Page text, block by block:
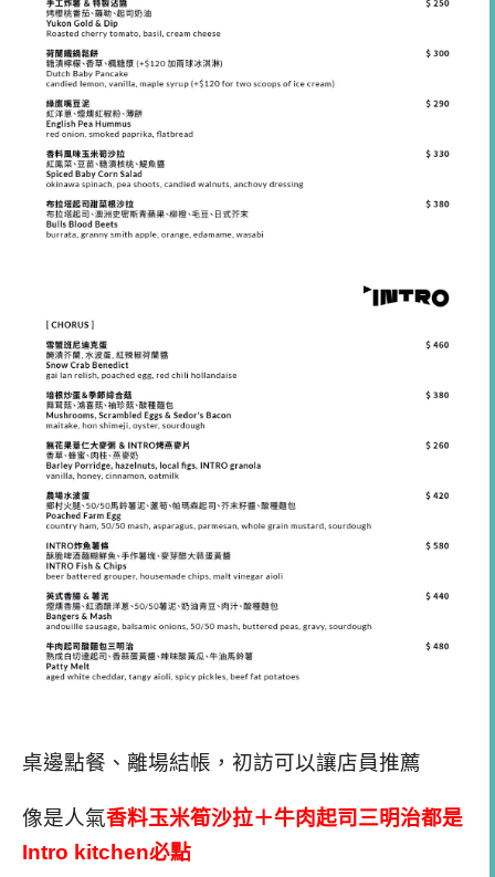
桌邊點餐、離場結帳，初訪可以讓店員推薦
像是人氣香料玉米筍沙拉＋牛肉起司三明治都是
Intro kitchen必點